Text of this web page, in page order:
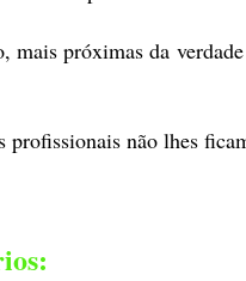
próximas da
não lhes